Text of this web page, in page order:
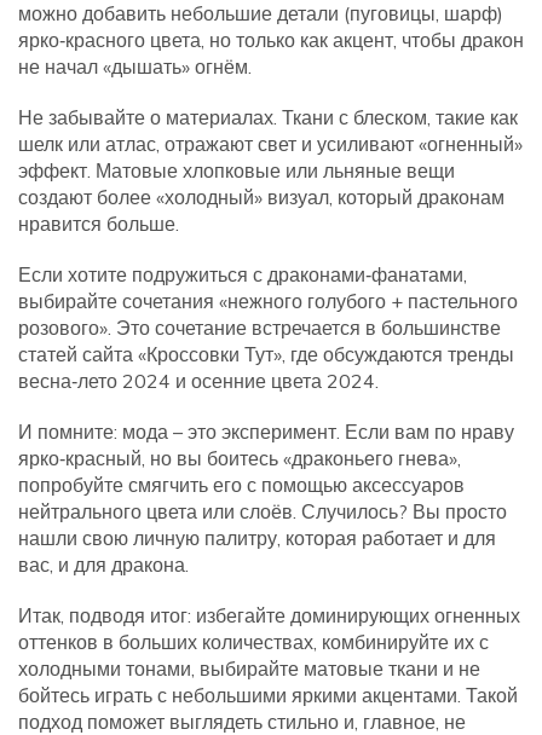
можно добавить небольшие детали (пуговицы, шарф)
ярко‑красного цвета, но только как акцент, чтобы дракон
не начал «дышать» огнём.
Не забывайте о материалах. Ткани с блеском, такие как
шелк или атлас, отражают свет и усиливают «огненный»
эффект. Матовые хлопковые или льняные вещи
создают более «холодный» визуал, который драконам
нравится больше.
Если хотите подружиться с драконами‑фанатами,
выбирайте сочетания «нежного голубого + пастельного
розового». Это сочетание встречается в большинстве
статей сайта «Кроссовки Тут», где обсуждаются тренды
весна‑лето 2024 и осенние цвета 2024.
И помните: мода – это эксперимент. Если вам по нраву
ярко‑красный, но вы боитесь «драконьего гнева»,
попробуйте смягчить его с помощью аксессуаров
нейтрального цвета или слоёв. Случилось? Вы просто
нашли свою личную палитру, которая работает и для
вас, и для дракона.
Итак, подводя итог: избегайте доминирующих огненных
оттенков в больших количествах, комбинируйте их с
холодными тонами, выбирайте матовые ткани и не
бойтесь играть с небольшими яркими акцентами. Такой
подход поможет выглядеть стильно и, главное, не